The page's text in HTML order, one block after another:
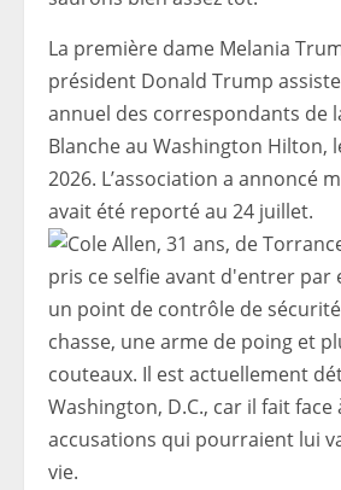
La première dame Melania
président Donald Trump
annuel des correspondants de
Blanche au Washington Hilton,
2026. L’association a annoncé
avait été reporté au 24 juillet.